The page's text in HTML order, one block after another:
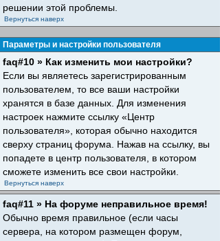
решении этой проблемы.
Вернуться наверх
Параметры и настройки пользователя
faq#10 » Как изменить мои настройки?
Если вы являетесь зарегистрированным
пользователем, то все ваши настройки
хранятся в базе данных. Для изменения
настроек нажмите ссылку «Центр
пользователя», которая обычно находится
сверху страниц форума. Нажав на ссылку, вы
попадете в центр пользователя, в котором
сможете изменить все свои настройки.
Вернуться наверх
faq#11 » На форуме неправильное время!
Обычно время правильное (если часы
сервера, на котором размещен форум,